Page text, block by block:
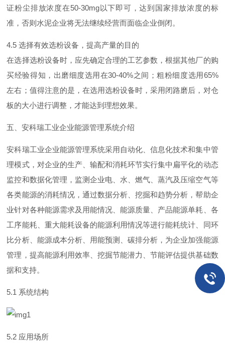
证粉尘排放浓度在50-30mg以下即可，达到国家排放浓度的标
准，否则水泥企业将无法继续经营而面临企业倒闭。
4.5 选择有效选粉设备，提高产量的目的
在选择选粉设备时，应先确定合理的工艺参数，根据其他厂的购
买经验得知，出磨细度选用在30-40%之间；粗粉细度选用65%
左右；值得注意的是，在选用选粉设备时，采用闭路磨后，对仓
板的大小进行调整，才能达到理想效果。
五、安科瑞工业企业能源管理系统介绍
安科瑞工业企业能源管理系统采用自动化、信息化技术和集中管
理模式，对企业的生产、输配和消耗环节实行集中扁平化的动态
监控和数据化管理，监测企业电、水、燃气、蒸汽及压缩空气等
各类能源的消耗情况，通过数据分析、挖掘和趋势分析，帮助企
业针对各种能源需求及用能情况、能源质量、产品能源单耗、各
工序能耗、重大能耗设备的能源利用情况等进行能耗统计、同环
比分析、能源成本分析、用能预测、碳排分析，为企业加强能源
管理，提高能源利用效率、挖掘节能潜力、节能评估提供基础数
据和支持。
5.1 系统结构
5.2 应用场所